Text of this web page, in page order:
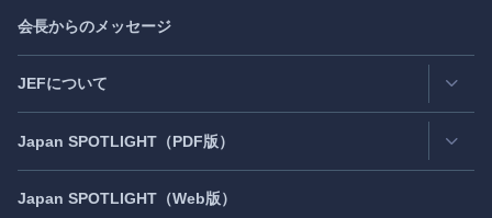
会長からのメッセージ
JEFについて
連絡先・所在地
Japan SPOTLIGHT （PDF版）
Latest Issue- 最新号
Japan SPOTLIGHT （Web版）